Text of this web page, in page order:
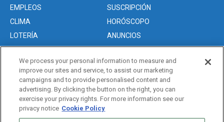
EMPLEOS
SUSCRIPCIÓN
CLIMA
HORÓSCOPO
LOTERÍA
ANUNCIOS
Acerca de nosotros
Advertise with Us/Anuncios
Politica de Privacidad
Editorial Guidelines
We process your personal information to measure and
improve our sites and service, to assist our marketing
campaigns and to provide personalised content and
advertising. By clicking the button on the right, you can
exercise your privacy rights. For more information see our
privacy notice Cookie Policy